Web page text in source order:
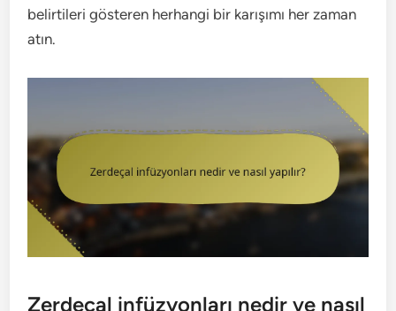
belirtileri gösteren herhangi bir karışımı her zaman
atın.
Zerdeçal infüzyonları nedir ve nasıl